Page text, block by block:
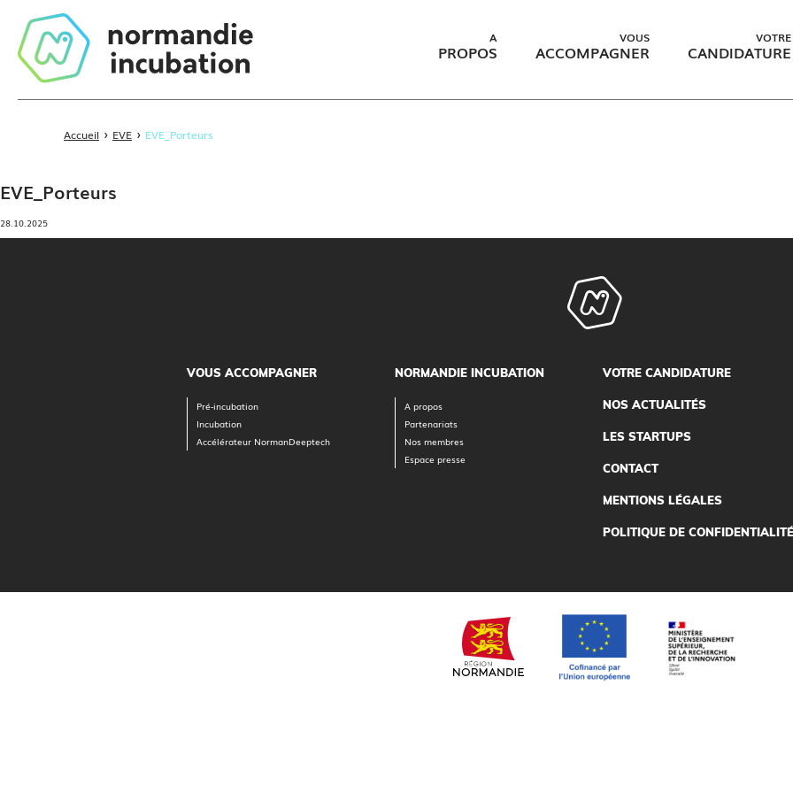
A
PROPOS
VOUS
ACCOMPAGNER
VOTRE
CANDIDATURE
Accueil › EVE › EVE_Porteurs
EVE_Porteurs
28.10.2025
VOUS ACCOMPAGNER
Pré-incubation
Incubation
Accélérateur NormanDeeptech
NORMANDIE INCUBATION
A propos
Partenariats
Nos membres
Espace presse
VOTRE CANDIDATURE
NOS ACTUALITÉS
LES STARTUPS
CONTACT
MENTIONS LÉGALES
POLITIQUE DE